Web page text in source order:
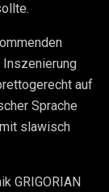
auf
Sprache
slawisch
GRIGORIAN